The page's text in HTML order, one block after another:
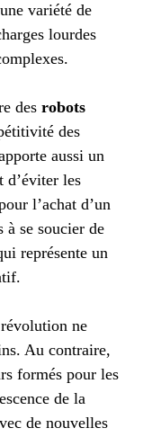
variété de
lourdes
des robots
des
aussi un
d’éviter les
l’achat d’un
à se soucier de
représente un
ne
Au contraire,
formés pour les
de la
de nouvelles